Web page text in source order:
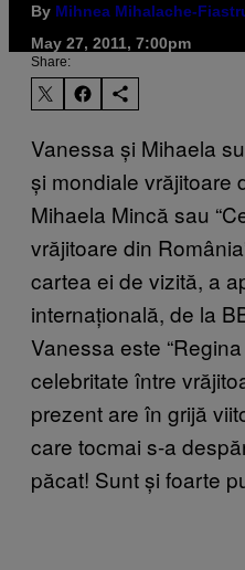
By Mihnea Mihalache-
May 27, 2011, 7:00pm
Share:
Vanessa și Mihaela
și mondiale vrăjitoare
Mihaela Mincă sau
vrăjitoare din
cartea ei de vizită, a
internațională, de la
Vanessa este
celebritate între
prezent are în grijă
care tocmai s-a
păcat! Sunt și foarte